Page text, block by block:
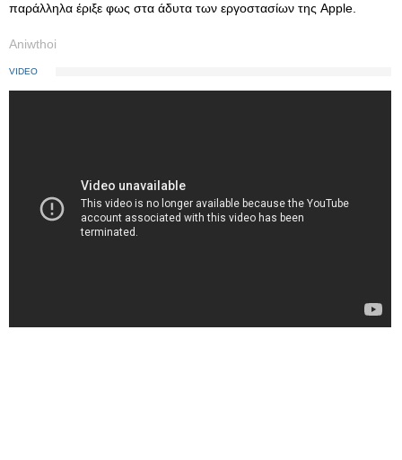
παράλληλα έριξε φως στα άδυτα των εργοστασίων της Apple.
Aniwthoi
VIDEO